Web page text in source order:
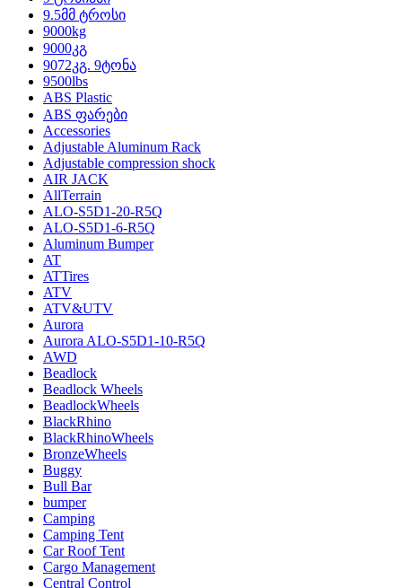
9.5მმ ტროსი
9000kg
9000კგ
9072კგ. 9ტონა
9500lbs
ABS Plastic
ABS ფარები
Accessories
Adjustable Aluminum Rack
Adjustable compression shock
AIR JACK
AllTerrain
ALO-S5D1-20-R5Q
ALO-S5D1-6-R5Q
Aluminum Bumper
AT
ATTires
ATV
ATV&UTV
Aurora
Aurora ALO-S5D1-10-R5Q
AWD
Beadlock
Beadlock Wheels
BeadlockWheels
BlackRhino
BlackRhinoWheels
BronzeWheels
Buggy
Bull Bar
bumper
Camping
Camping Tent
Car Roof Tent
Cargo Management
Central Control